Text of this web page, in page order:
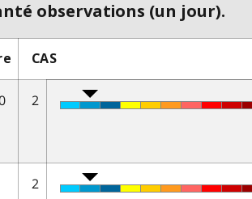
observations (un jour).
CAS
2
2